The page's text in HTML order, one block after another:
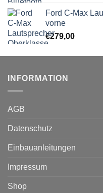
Ford C-Max
vorne
€279,00
INFORMATION
AGB
Datenschutz
Einbauanleitungen
Impressum
Shop